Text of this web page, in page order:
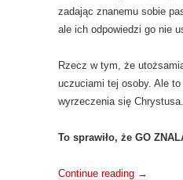
zadając znanemu sobie
ale ich odpowiedzi go nie
Rzecz w tym, że
uczuciami tej osoby. Ale to
wyrzeczenia się Chrystusa.
To sprawiło, że GO
Continue reading →